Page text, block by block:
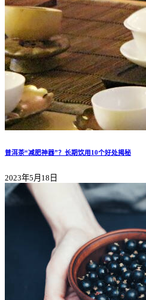
普洱茶“减肥神器”？长期饮用10个好处揭秘
2023年5月18日